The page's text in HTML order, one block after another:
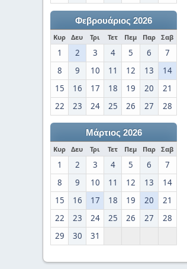
Φεβρουάριος 2026
Κυρ Δευ Τρι Τετ Πεμ Παρ Σαβ
1 2 3 4 5 6
7
8
9 10 11 12 13
14
15
16 17 18 19 20
21
22
23 24 25 26 27 28
Μάρτιος 2026
Κυρ Δευ Τρι Τετ Πεμ Παρ Σαβ
1 2 3 4 5 6
7
8
9 10 11 12 13
14
15
16 17 18 19 20
21
22
23 24 25 26 27
28
29
30 31